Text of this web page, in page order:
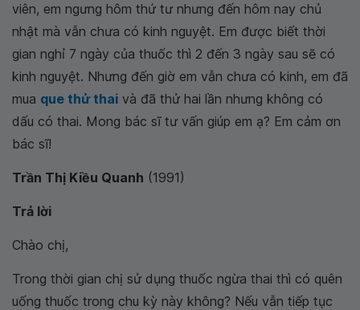
viên, em ngưng hôm thứ tư nhưng đến hôm nay chủ
nhật mà vẫn chưa có kinh nguyệt. Em được biết thời
gian nghỉ 7 ngày của thuốc thì 2 đến 3 ngày sau sẽ có
kinh nguyệt. Nhưng đến giờ em vẫn chưa có kinh, em đã
mua que thử thai và đã thử hai lần nhưng không có
dấu có thai. Mong bác sĩ tư vấn giúp em ạ? Em cảm ơn
bác sĩ!
Trần Thị Kiều Quanh (1991)
Trả lời
Chào chị,
Trong thời gian chị sử dụng thuốc ngừa thai thì có quên
uống thuốc trong chu kỳ này không? Nếu vẫn tiếp tục